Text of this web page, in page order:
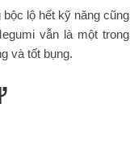
lộ hết kỹ năng cũng
vẫn là một trong
và tốt bụng.